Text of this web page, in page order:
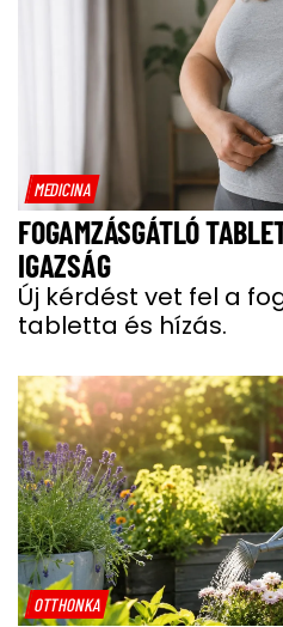
MEDICINA
FOGAMZÁSGÁTLÓ
IGAZSÁG
Új kérdést vet fel a
tabletta és hízás.
OTTHONKA